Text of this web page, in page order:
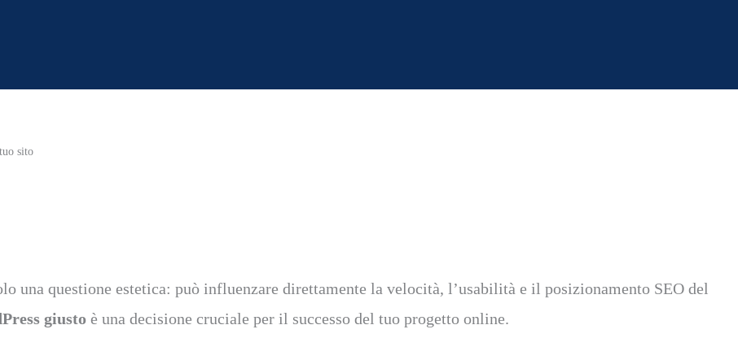
sito
una questione estetica: può influenzare direttamente la velocità, l’usabilità e il posizionamento SEO del
giusto è una decisione cruciale per il successo del tuo progetto online.